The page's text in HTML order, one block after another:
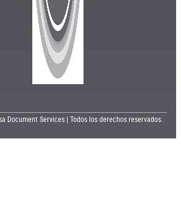
Document Services | Todos los derechos reservados.